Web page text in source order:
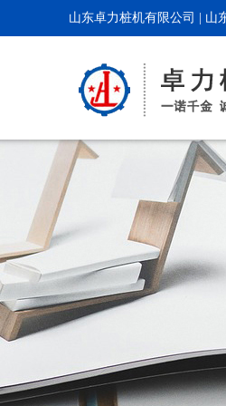
山东卓力桩机有限公司 | 山